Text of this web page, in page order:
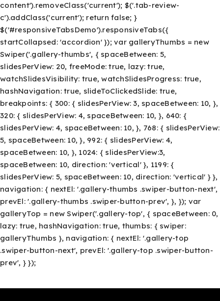
content').removeClass('current'); $('.tab-review-
c').addClass('current'); return false; }
$('#responsiveTabsDemo').responsiveTabs({
startCollapsed: 'accordion' }); var galleryThumbs = new
Swiper('.gallery-thumbs', { spaceBetween: 5,
slidesPerView: 20, freeMode: true, lazy: true,
watchSlidesVisibility: true, watchSlidesProgress: true,
hashNavigation: true, slideToClickedSlide: true,
breakpoints: { 300: { slidesPerView: 3, spaceBetween: 10, },
320: { slidesPerView: 4, spaceBetween: 10, }, 640: {
slidesPerView: 4, spaceBetween: 10, }, 768: { slidesPerView:
5, spaceBetween: 10, }, 992: { slidesPerView: 4,
spaceBetween: 10, }, 1024: { slidesPerView:3,
spaceBetween: 10, direction: 'vertical' }, 1199: {
slidesPerView: 5, spaceBetween: 10, direction: 'vertical' } },
navigation: { nextEl: '.gallery-thumbs .swiper-button-next',
prevEl: '.gallery-thumbs .swiper-button-prev', }, }); var
galleryTop = new Swiper('.gallery-top', { spaceBetween: 0,
lazy: true, hashNavigation: true, thumbs: { swiper:
galleryThumbs }, navigation: { nextEl: '.gallery-top
.swiper-button-next', prevEl: '.gallery-top .swiper-button-
prev', } });